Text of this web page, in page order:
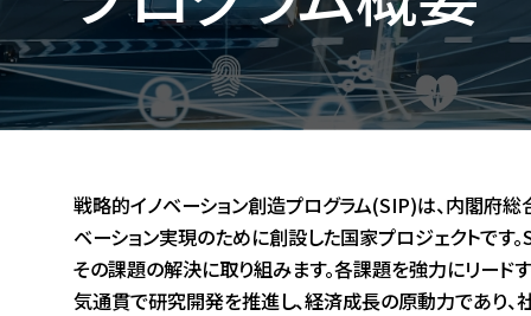
戦略的イノベーション創造プログラム(SIP)は、内閣府
ベーション実現のために創設した国家プロジェクトです
その課題の解決に取り組みます。各課題を強力にリード
気通貫で研究開発を推進し、経済成長の原動力であり、